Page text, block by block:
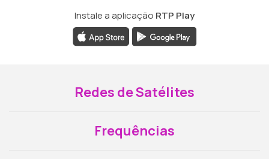
Instale a aplicação RTP Play
Redes de Satélites
Frequências